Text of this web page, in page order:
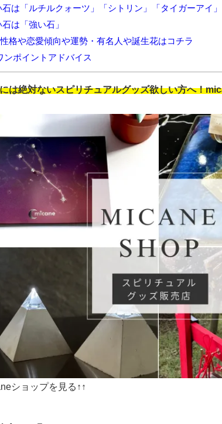
は「ルチルクォーツ」「シトリン」「タイガーアイ」
は「強い石」
格や恋愛傾向や運勢・有名人や誕生花はコチラ
ンポイントアドバイス
は絶対ないスピリチュアルグッズ欲しい方へ！
ショップを見る↑↑